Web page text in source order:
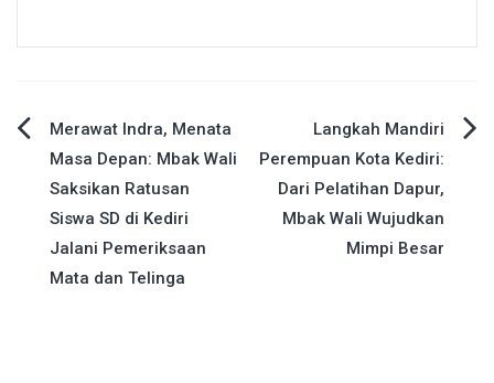
Navigasi
pos
Merawat Indra, Menata
Masa Depan: Mbak Wali
Saksikan Ratusan
Siswa SD di Kediri
Jalani Pemeriksaan
Mata dan Telinga
Langkah Mandiri
Perempuan Kota Kediri:
Dari Pelatihan Dapur,
Mbak Wali Wujudkan
Mimpi Besar